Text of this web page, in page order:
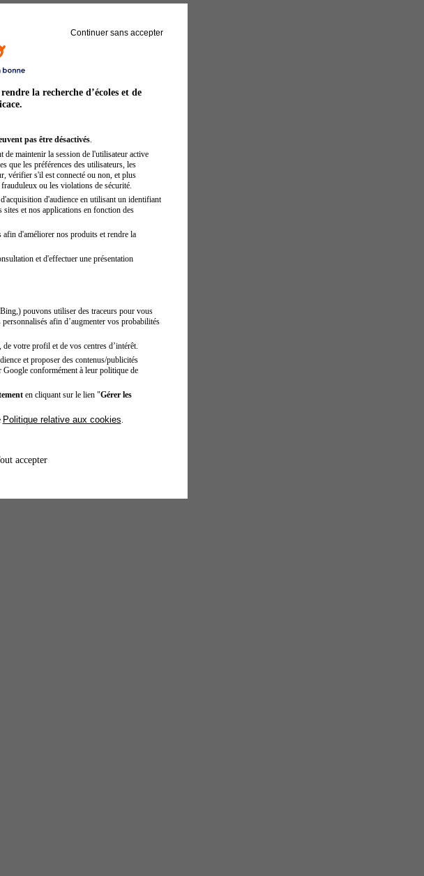
Continuer sans accepter
la recherche d’écoles et de
pas être désactivés.
de maintenir la session de l'utilisateur active
que les préférences des utilisateurs, les
vérifier s'il est connecté ou non, et plus
ou les violations de sécurité.
d'audience en utilisant un identifiant
et nos applications en fonction des
afin d'améliorer nos produits et rendre la
et d'effectuer une présentation
pouvons utiliser des traceurs pour vous
afin d’augmenter vos probabilités
votre profil et de vos centres d’intérêt.
et proposer des contenus/publicités
Google conformément à leur politique de
en cliquant sur le lien "Gérer les
Politique relative aux cookies
accepter